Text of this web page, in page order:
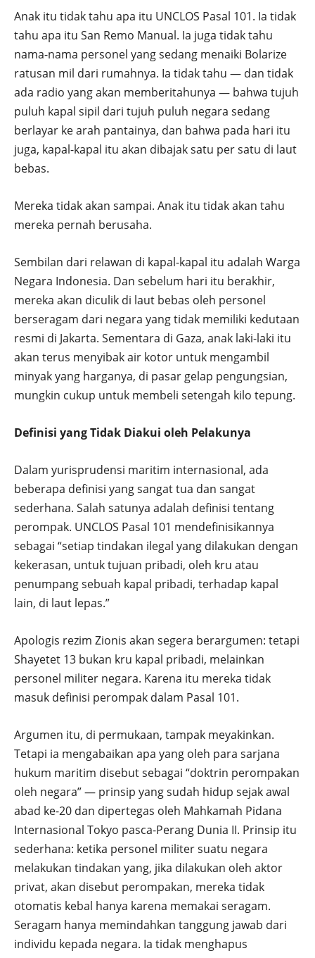
Anak itu tidak tahu apa itu UNCLOS Pasal 101. Ia tidak
tahu apa itu San Remo Manual. Ia juga tidak tahu
nama-nama personel yang sedang menaiki Bolarize
ratusan mil dari rumahnya. Ia tidak tahu — dan tidak
ada radio yang akan memberitahunya — bahwa tujuh
puluh kapal sipil dari tujuh puluh negara sedang
berlayar ke arah pantainya, dan bahwa pada hari itu
juga, kapal-kapal itu akan dibajak satu per satu di laut
bebas.
Mereka tidak akan sampai. Anak itu tidak akan tahu
mereka pernah berusaha.
Sembilan dari relawan di kapal-kapal itu adalah Warga
Negara Indonesia. Dan sebelum hari itu berakhir,
mereka akan diculik di laut bebas oleh personel
berseragam dari negara yang tidak memiliki kedutaan
resmi di Jakarta. Sementara di Gaza, anak laki-laki itu
akan terus menyibak air kotor untuk mengambil
minyak yang harganya, di pasar gelap pengungsian,
mungkin cukup untuk membeli setengah kilo tepung.
Definisi yang Tidak Diakui oleh Pelakunya
Dalam yurisprudensi maritim internasional, ada
beberapa definisi yang sangat tua dan sangat
sederhana. Salah satunya adalah definisi tentang
perompak. UNCLOS Pasal 101 mendefinisikannya
sebagai “setiap tindakan ilegal yang dilakukan dengan
kekerasan, untuk tujuan pribadi, oleh kru atau
penumpang sebuah kapal pribadi, terhadap kapal
lain, di laut lepas.”
Apologis rezim Zionis akan segera berargumen: tetapi
Shayetet 13 bukan kru kapal pribadi, melainkan
personel militer negara. Karena itu mereka tidak
masuk definisi perompak dalam Pasal 101.
Argumen itu, di permukaan, tampak meyakinkan.
Tetapi ia mengabaikan apa yang oleh para sarjana
hukum maritim disebut sebagai “doktrin perompakan
oleh negara” — prinsip yang sudah hidup sejak awal
abad ke-20 dan dipertegas oleh Mahkamah Pidana
Internasional Tokyo pasca-Perang Dunia II. Prinsip itu
sederhana: ketika personel militer suatu negara
melakukan tindakan yang, jika dilakukan oleh aktor
privat, akan disebut perompakan, mereka tidak
otomatis kebal hanya karena memakai seragam.
Seragam hanya memindahkan tanggung jawab dari
individu kepada negara. Ia tidak menghapus